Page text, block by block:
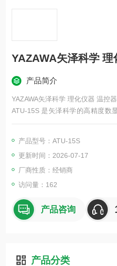
产品简介
YAZAWA矢泽科学 理化仪器 温控器
ATU‑15S 是矢泽科学的高精度数
偶，可驱动浸入式 / 套式 / 带式
1℃。
产品型号：ATU-15S
更新时间：2026-07-17
厂商性质：经销商
访问量：162
产品咨询
产品分类